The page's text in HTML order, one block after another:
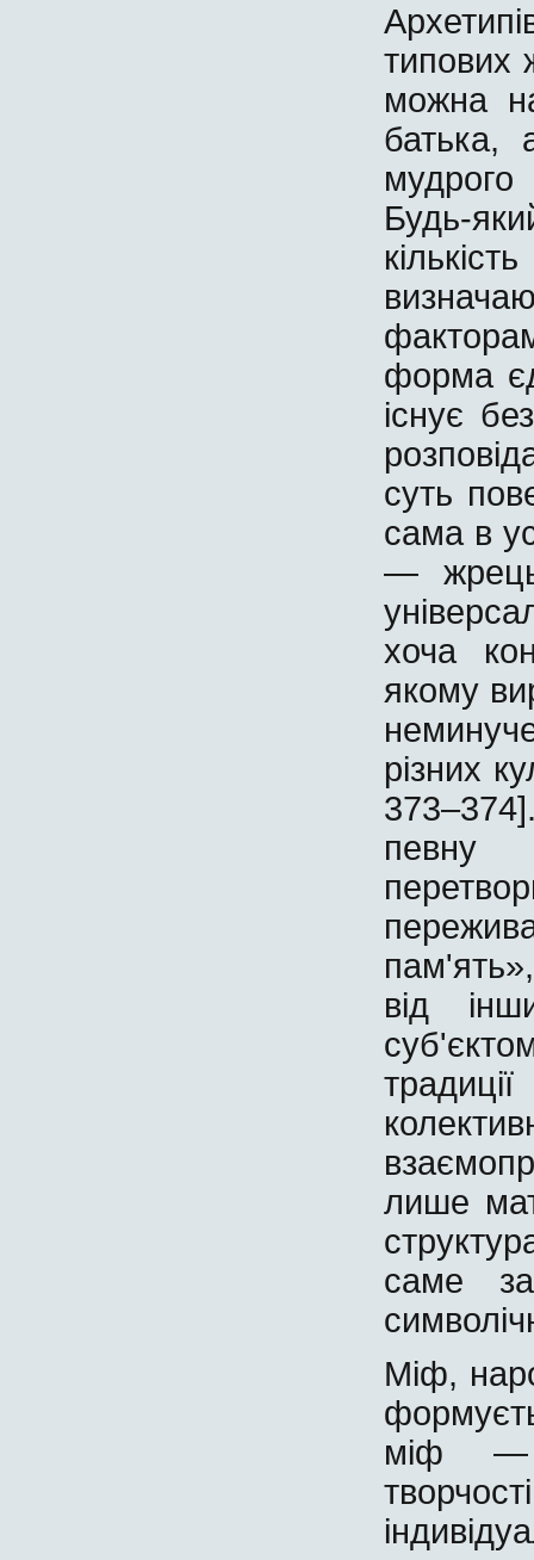
типових
можна
батька,
Будь-
форма
існує
суть
сама в
—
хоча
якому
різних
певну
від
лише
саме
Міф,
міф —